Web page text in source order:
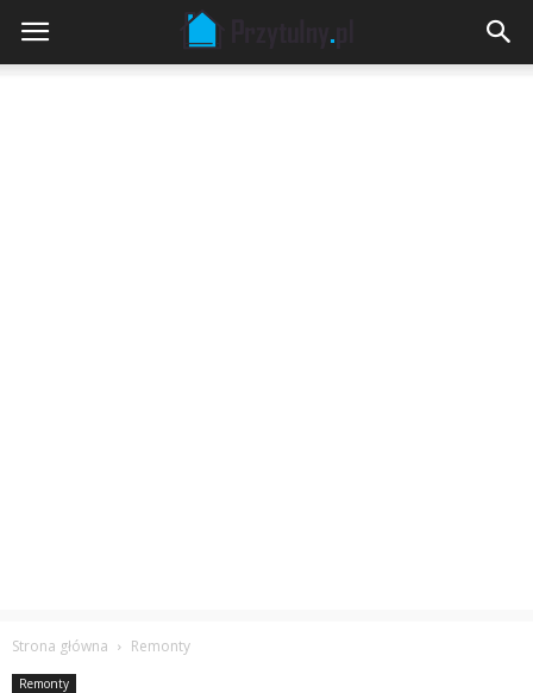
Strona główna Remonty
Remonty